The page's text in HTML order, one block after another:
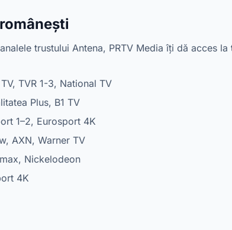
trustului Antena, PRTV Media îți dă acces la
TVR 1-3, National TV
Plus, B1 TV
1–2, Eurosport 4K
AXN, Warner TV
Nickelodeon
4K